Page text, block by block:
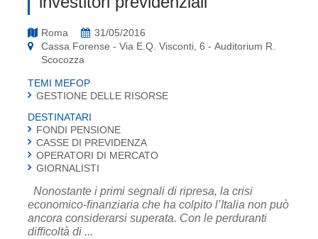
Roma
31/05/2016
Cassa Forense - Via E.Q. Visconti, 6 - Auditorium R.
Scocozza
TEMI MEFOP
GESTIONE DELLE RISORSE
DESTINATARI
FONDI PENSIONE
CASSE DI PREVIDENZA
OPERATORI DI MERCATO
GIORNALISTI
economico-ﬁnanziaria che ha colpito l’Italia non può
ancora considerarsi superata. Con le perduranti
difﬁcoltà di ...